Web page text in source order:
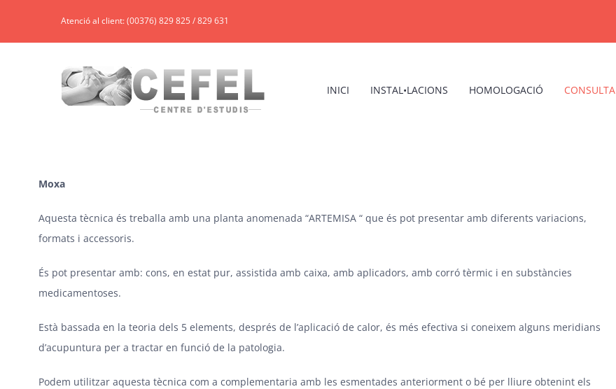
Atenció al client: (00376) 829 825 / 829 631
INICI INSTAL•LACIONS HOMOLOGACIÓ CONSULTA
Moxa
Aquesta tècnica és treballa amb una planta anomenada “ARTEMISA “ que és pot presentar amb diferents variacions,
formats i accessoris.
És pot presentar amb: cons, en estat pur, assistida amb caixa, amb aplicadors, amb corró tèrmic i en substàncies
medicamentoses.
Està bassada en la teoria dels 5 elements, després de l’aplicació de calor, és més efectiva si coneixem alguns meridians
d’acupuntura per a tractar en funció de la patologia.
Podem utilitzar aquesta tècnica com a complementaria amb les esmentades anteriorment o bé per lliure obtenint els